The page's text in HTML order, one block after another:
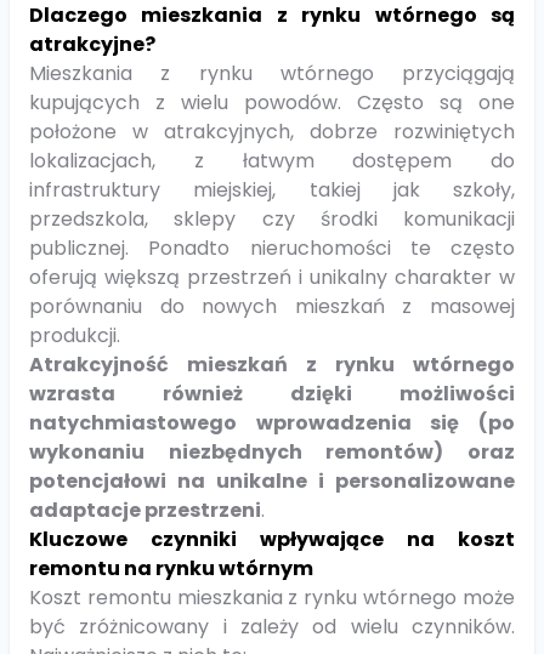
Dlaczego mieszkania z rynku wtórnego są
atrakcyjne?
Mieszkania z rynku wtórnego przyciągają
kupujących z wielu powodów. Często są one
położone w atrakcyjnych, dobrze rozwiniętych
lokalizacjach, z łatwym dostępem do
infrastruktury miejskiej, takiej jak szkoły,
przedszkola, sklepy czy środki komunikacji
publicznej. Ponadto nieruchomości te często
oferują większą przestrzeń i unikalny charakter w
porównaniu do nowych mieszkań z masowej
produkcji.
Atrakcyjność mieszkań z rynku wtórnego
wzrasta również dzięki możliwości
natychmiastowego wprowadzenia się (po
wykonaniu niezbędnych remontów) oraz
potencjałowi na unikalne i personalizowane
adaptacje przestrzeni.
Kluczowe czynniki wpływające na koszt
remontu na rynku wtórnym
Koszt remontu mieszkania z rynku wtórnego może
być zróżnicowany i zależy od wielu czynników.